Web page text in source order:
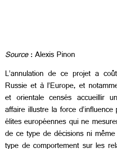
Source: Alexis Pinon
L’annulation de ce projet a
Russie et à l’Europe, et
et orientalecensés accueillir
affaire illustre la force
élites européennes qui ne
de ce type de décisions ni